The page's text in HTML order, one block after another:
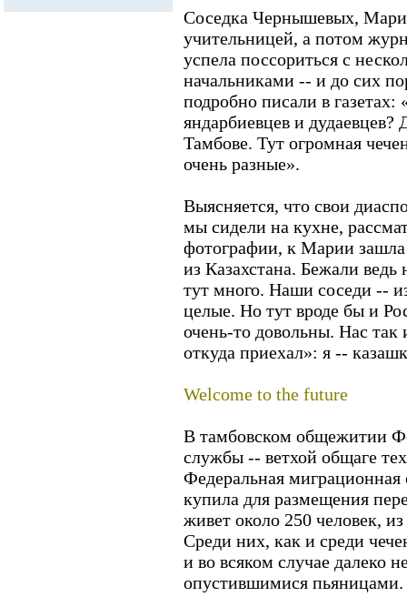
Соседка Чернышевых,
учительницей, а потом
успела поссориться с
начальниками -- и до сих
подробно писали в газетах:
яндарбиевцев и
Тамбове. Тут огромная
очень разные».
Выясняется, что свои
мы сидели на кухне,
фотографии, к Марии зашла
из Казахстана. Бежали ведь
тут много. Наши соседи --
целые. Но тут вроде бы и
очень-то довольны. Нас
откуда приехал»: я --
Welcome to the future
В тамбовском общежитии
службы -- ветхой общаге
Федеральная миграционная
купила для размещения
живет около 250 человек,
Среди них, как и среди
и во всяком случае далеко
опустившимися пьяницами.